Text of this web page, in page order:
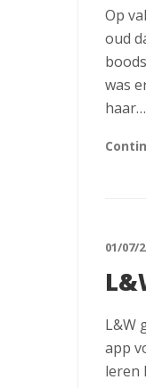
Op
oud
was
haar…
01/07/
L&W
app
leren